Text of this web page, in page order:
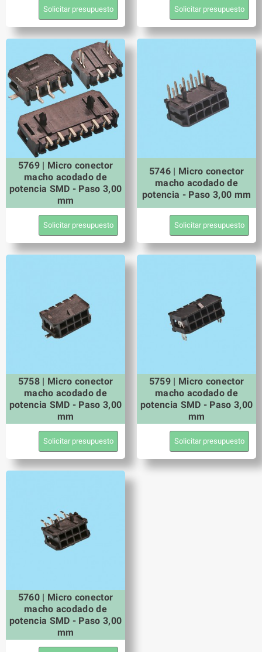
Solicitar presupuesto Solicitar presupuesto
5769 | Micro conector
macho acodado de
potencia SMD - Paso 3,00
mm
Solicitar presupuesto
5746 | Micro conector
macho acodado de
potencia - Paso 3,00 mm
Solicitar presupuesto
5758 | Micro conector
macho acodado de
potencia SMD - Paso 3,00
mm
Solicitar presupuesto
5759 | Micro conector
macho acodado de
potencia SMD - Paso 3,00
mm
Solicitar presupuesto
5760 | Micro conector
macho acodado de
potencia SMD - Paso 3,00
mm